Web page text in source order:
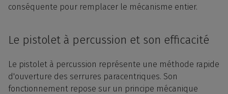
conséquente pour remplacer le mécanisme entier.
Le pistolet à percussion et son efficacité
Le pistolet à percussion représente une méthode rapide
d'ouverture des serrures paracentriques. Son
fonctionnement repose sur un principe mécanique